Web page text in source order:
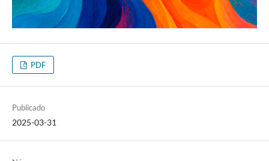
PDF
Publicado
2025-03-31